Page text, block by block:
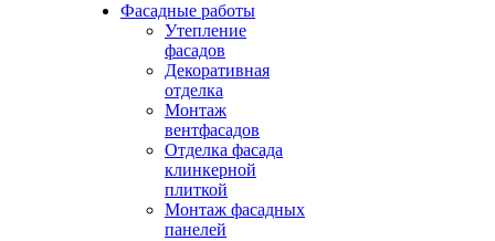
Фасадные работы
Утепление
фасадов
Декоративная
отделка
Монтаж
вентфасадов
Отделка фасада
клинкерной
плиткой
Монтаж фасадных
панелей